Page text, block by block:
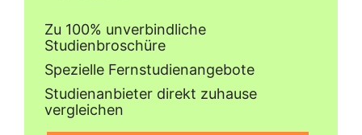
Zu 100% unverbindliche
Studienbroschüre
Spezielle Fernstudienangebote
Studienanbieter direkt zuhause
vergleichen